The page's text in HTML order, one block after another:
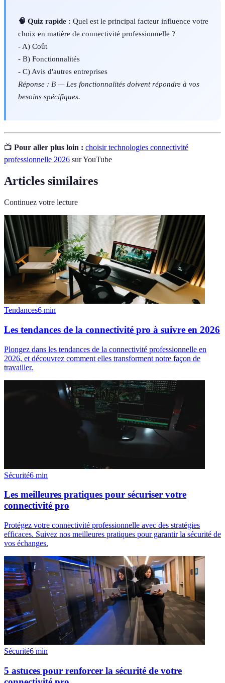
🧠 Quiz rapide : Quel est le principal facteur influence votre
choix en matière de connectivité professionnelle ?
- A) Coût
- B) Fonctionnalités
- C) Avis d'autres entreprises
Réponse : B — Les fonctionnalités doivent répondre à vos
besoins spécifiques.
📺 Pour aller plus loin : choisir technologies connectivité
professionnelle 2026 sur YouTube
Articles similaires
Continuez votre lecture
Tendances6 min
Les tendances de la connectivité pro à suivre en 2026
Plongez dans les tendances de la connectivité professionnelle en
2026, et découvrez comment elles transforment notre façon de
travailler.
Sécurité6 min
Les meilleures pratiques pour sécuriser votre
connectivité pro
Protégez votre connectivité professionnelle avec des stratégies
efficaces. Suivez nos meilleures pratiques pour garantir la sécurité de
vos échanges.
Sécurité6 min
5 astuces pour renforcer la sécurité de votre